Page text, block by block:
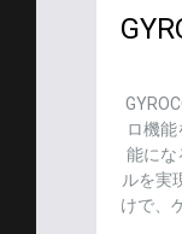
ロ機
能にな
ルを実
けで、